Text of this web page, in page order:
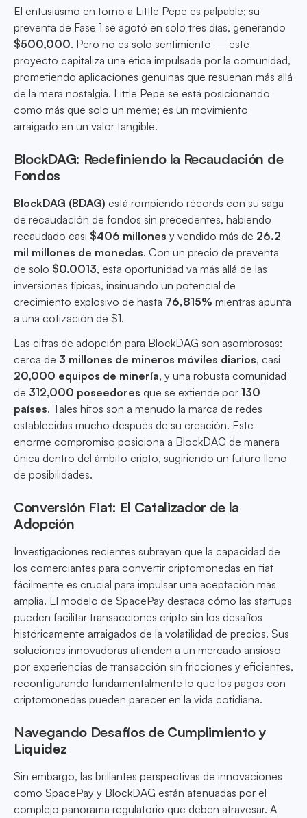
El entusiasmo en torno a Little Pepe es palpable; su
preventa de Fase 1 se agotó en solo tres días, generando
$500,000. Pero no es solo sentimiento — este
proyecto capitaliza una ética impulsada por la comunidad,
prometiendo aplicaciones genuinas que resuenan más allá
de la mera nostalgia. Little Pepe se está posicionando
como más que solo un meme; es un movimiento
arraigado en un valor tangible.
BlockDAG: Redefiniendo la Recaudación de
Fondos
BlockDAG (BDAG) está rompiendo récords con su saga
de recaudación de fondos sin precedentes, habiendo
recaudado casi $406 millones y vendido más de 26.2
mil millones de monedas. Con un precio de preventa
de solo $0.0013, esta oportunidad va más allá de las
inversiones típicas, insinuando un potencial de
crecimiento explosivo de hasta 76,815% mientras apunta
a una cotización de $1.
Las cifras de adopción para BlockDAG son asombrosas:
cerca de 3 millones de mineros móviles diarios, casi
20,000 equipos de minería, y una robusta comunidad
de 312,000 poseedores que se extiende por 130
países. Tales hitos son a menudo la marca de redes
establecidas mucho después de su creación. Este
enorme compromiso posiciona a BlockDAG de manera
única dentro del ámbito cripto, sugiriendo un futuro lleno
de posibilidades.
Conversión Fiat: El Catalizador de la
Adopción
Investigaciones recientes subrayan que la capacidad de
los comerciantes para convertir criptomonedas en fiat
fácilmente es crucial para impulsar una aceptación más
amplia. El modelo de SpacePay destaca cómo las startups
pueden facilitar transacciones cripto sin los desafíos
históricamente arraigados de la volatilidad de precios. Sus
soluciones innovadoras atienden a un mercado ansioso
por experiencias de transacción sin fricciones y eficientes,
reconfigurando fundamentalmente lo que los pagos con
criptomonedas pueden parecer en la vida cotidiana.
Navegando Desafíos de Cumplimiento y
Liquidez
Sin embargo, las brillantes perspectivas de innovaciones
como SpacePay y BlockDAG están atenuadas por el
complejo panorama regulatorio que deben atravesar. A